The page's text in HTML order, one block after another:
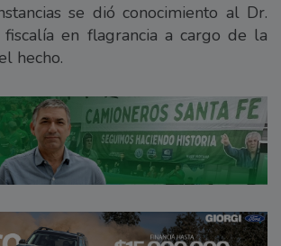
se dió conocimiento al Dr.
en flagrancia a cargo de la
hecho.